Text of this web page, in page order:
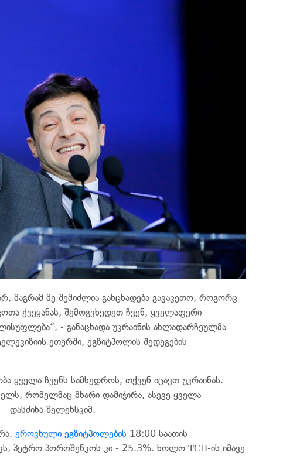
მაგრამ მე შემიძლია განცხადება გავაკეთო, როგორც
ქვეყანას, შემოგვხედეთ ჩვენ, ყველაფერი
- განაცხადა უკრაინის ახლადარჩეულმა
ეთერში, ეგზიტპოლის შედეგების
ყველა ჩვენს სამხედროს, თქვენ იცავთ უკრაინას.
რომელმაც მხარი დამიჭირა, ასევე ყველა
დასძინა ზელენსკიმ.
ეროვნული ეგზიტპოლების 18:00 საათის
პეტრო პოროშენკოს კი - 25.3%. ხოლო ТСН-ის იმავე